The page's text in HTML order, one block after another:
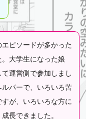
ピソードが多かった
大学生になった娘
運営側で参加しまし
パーで、いろいろ苦
が、いろいろな方に
長できました。